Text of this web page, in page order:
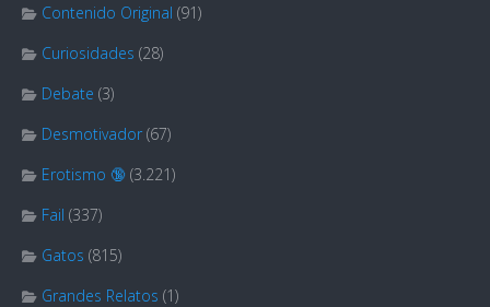
Contenido Original (91)
Curiosidades (28)
Debate (3)
Desmotivador (67)
Erotismo 🔞 (3.221)
Fail (337)
Gatos (815)
Grandes Relatos (1)